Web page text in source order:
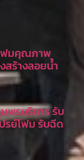
ฟมคุณภาพ
สร้างลอยน้ำ
พรบริการ รับ
รย์โฟม รับฉีด